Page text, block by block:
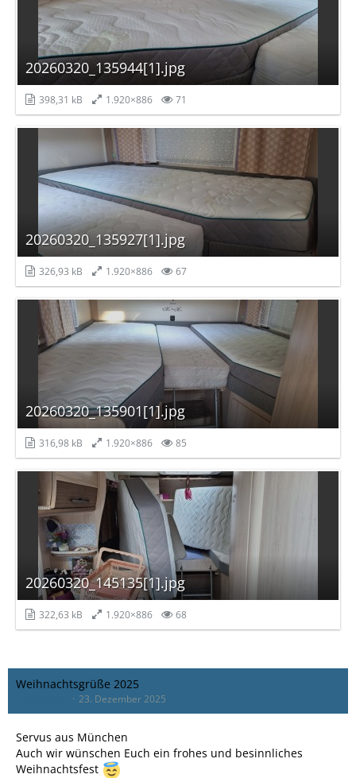
20260320_135944[1].jpg
398,31 kB 1.920×886 71
20260320_135927[1].jpg
326,93 kB 1.920×886 67
20260320_135901[1].jpg
316,98 kB 1.920×886 85
20260320_145135[1].jpg
322,63 kB 1.920×886 68
Weihnachtsgrüße 2025
23. Dezember 2025
Servus aus München
Auch wir wünschen Euch ein frohes und besinnliches
Weihnachtsfest